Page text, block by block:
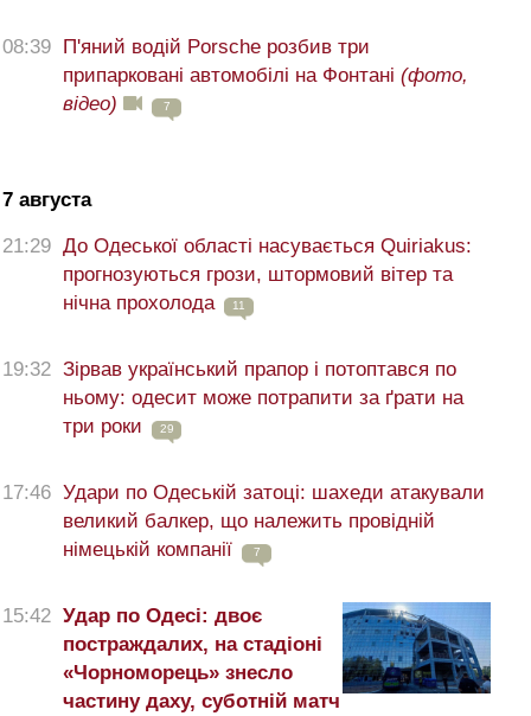
08:39 П'яний водій Porsche розбив три
припарковані автомобілі на Фонтані (фото,
відео)
7
7 августа
21:29 До Одеської області насувається Quiriakus:
прогнозуються грози, штормовий вітер та
нічна прохолода
11
19:32 Зірвав український прапор і потоптався по
ньому: одесит може потрапити за ґрати на
три роки
29
17:46 Удари по Одеській затоці: шахеди атакували
великий балкер, що належить провідній
німецькій компанії
7
15:42 Удар по Одесі: двоє
постраждалих, на стадіоні
«Чорноморець» знесло
частину даху, суботній матч